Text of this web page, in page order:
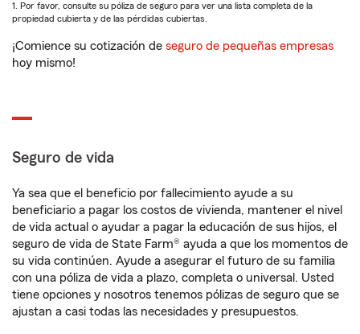
1. Por favor, consulte su póliza de seguro para ver una lista completa de la
propiedad cubierta y de las pérdidas cubiertas.
¡Comience su cotización de seguro de pequeñas empresas
hoy mismo!
Seguro de vida
Ya sea que el beneficio por fallecimiento ayude a su
beneficiario a pagar los costos de vivienda, mantener el nivel
de vida actual o ayudar a pagar la educación de sus hijos, el
seguro de vida de State Farm® ayuda a que los momentos de
su vida continúen. Ayude a asegurar el futuro de su familia
con una póliza de vida a plazo, completa o universal. Usted
tiene opciones y nosotros tenemos pólizas de seguro que se
ajustan a casi todas las necesidades y presupuestos.